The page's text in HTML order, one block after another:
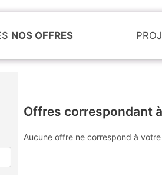
NOS OFFRES
Offres correspondant
Aucune offre ne correspond à